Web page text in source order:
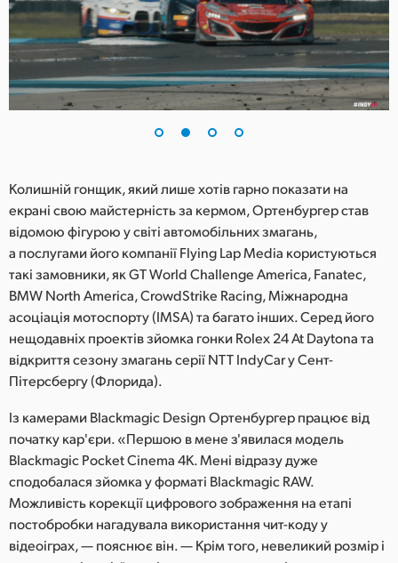
Singapore
South Africa
Spain
Chinese Taipei
Turkey
UAE
Ukraine
United Kingdom
United States
Колишній гонщик, який лише хотів гарно показати на
екрані свою майстерність за кермом, Ортенбургер став
відомою фігурою у світі автомобільних змагань,
а послугами його компанії Flying Lap Media користуються
такі замовники, як GT World Challenge America, Fanatec,
BMW North America, CrowdStrike Racing, Міжнародна
асоціація мотоспорту (IMSA) та багато інших. Серед його
нещодавніх проектів зйомка гонки Rolex 24 At Daytona та
відкриття сезону змагань серії NTT IndyCar у Сент-
Пітерсбергу (Флорида).
Із камерами Blackmagic Design Ортенбургер працює від
початку кар'єри. «Першою в мене з'явилася модель
Blackmagic Pocket Cinema 4K. Мені відразу дуже
сподобалася зйомка у форматі Blackmagic RAW.
Можливість корекції цифрового зображення на етапі
постобробки нагадувала використання чит-коду у
відеоіграх, — пояснює він. — Крім того, невеликий розмір і